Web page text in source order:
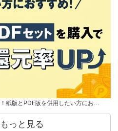
紙版とPDF版を併用したい方にお…
っと見る